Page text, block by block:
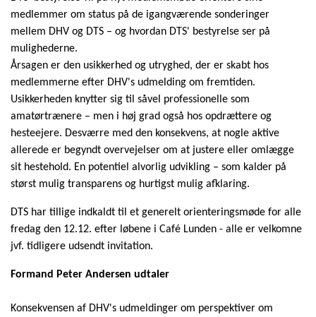
medlemmer om status på de igangværende sonderinger
mellem DHV og DTS – og hvordan DTS' bestyrelse ser på
mulighederne.
Årsagen er den usikkerhed og utryghed, der er skabt hos
medlemmerne efter DHV's udmelding om fremtiden.
Usikkerheden knytter sig til såvel professionelle som
amatørtrænere – men i høj grad også hos opdrættere og
hesteejere. Desværre med den konsekvens, at nogle aktive
allerede er begyndt overvejelser om at justere eller omlægge
sit hestehold. En potentiel alvorlig udvikling – som kalder på
størst mulig transparens og hurtigst mulig afklaring.
DTS har tillige indkaldt til et generelt orienteringsmøde for alle
fredag den 12.12. efter løbene i Café Lunden - alle er velkomne
jvf. tidligere udsendt invitation.
Formand Peter Andersen udtaler
Konsekvensen af DHV's udmeldinger om perspektiver om